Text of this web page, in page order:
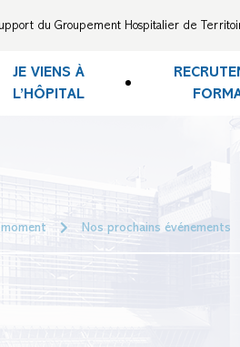
du Groupement Hospitalier de
JE VIENS À
L’HÔPITAL
moment Nos prochains événements